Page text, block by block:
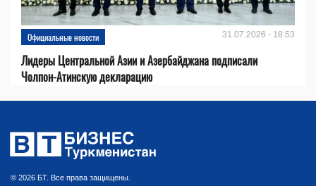
Официальные новости 31.07.2026 - 18:53
Лидеры Центральной Азии и Азербайджана подписали
Чолпон-Атинскую декларацию
© 2026 БТ. Все права защищены.